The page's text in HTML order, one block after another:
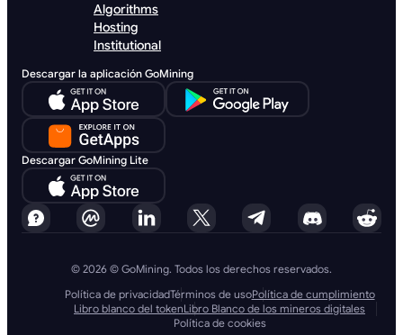
Algorithms
Hosting
Institutional
Descargar la aplicación GoMining
Descargar GoMining Lite
© 2026 © GoMining. Todos los derechos reservados.
Política de privacidadTérminos de usoPolítica de cumplimiento
Libro blanco del tokenLibro Blanco de los mineros digitales
Política de cookies